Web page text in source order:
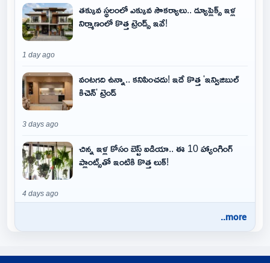
తక్కువ స్థలంలో ఎక్కువ సౌకర్యాలు.. డ్యూప్లెక్స్ ఇళ్ల
నిర్మాణంలో కొత్త ట్రెండ్స్ ఇవే!
1 day ago
వంటగది ఉన్నా.. కనిపించదు! ఇదే కొత్త 'ఇన్విజిబుల్
కిచెన్' ట్రెండ్
3 days ago
చిన్న ఇళ్ల కోసం బెస్ట్ ఐడియా.. ఈ 10 హ్యాంగింగ్
ప్లాంట్స్‌తో ఇంటికి కొత్త లుక్!
4 days ago
..more